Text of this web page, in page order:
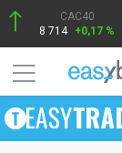
CAC40
8 714 +0,17 %